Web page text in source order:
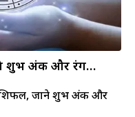
शुभ अंक और रंग…
जाने शुभ अंक और